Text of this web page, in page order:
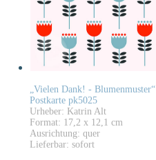
„Vielen Dank! - Blumenmuster“
Postkarte pk5025
Urheber: Katrin Alt
Format: 17,2 x 12,1 cm
Ausrichtung: quer
Lieferbar: sofort